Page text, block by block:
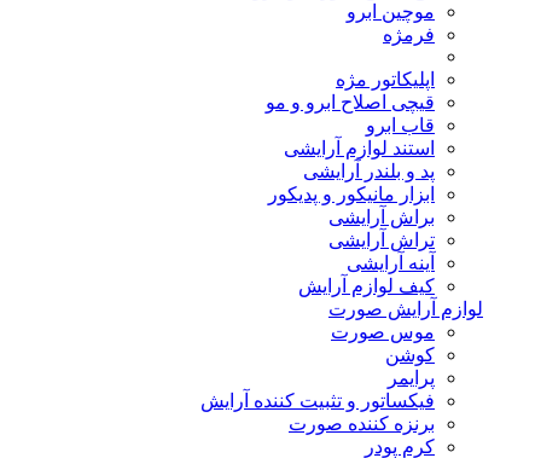
موچین ابرو
فرمژه
اپلیکاتور مژه
قیچی اصلاح ابرو و مو
قاب ابرو
استند لوازم آرایشی
پد و بلندر آرایشی
ابزار مانیکور و پدیکور
براش آرایشی
تراش آرایشی
آینه آرایشی
کیف لوازم آرایش
لوازم آرایش صورت
موس صورت
کوشن
پرایمر
فیکساتور و تثبیت کننده آرایش
برنزه کننده صورت
کرم پودر